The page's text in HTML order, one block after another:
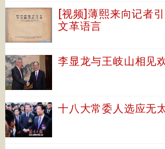
[视频]薄熙来向记者
文革语言
李显龙与王岐山相见
十八大常委人选应无